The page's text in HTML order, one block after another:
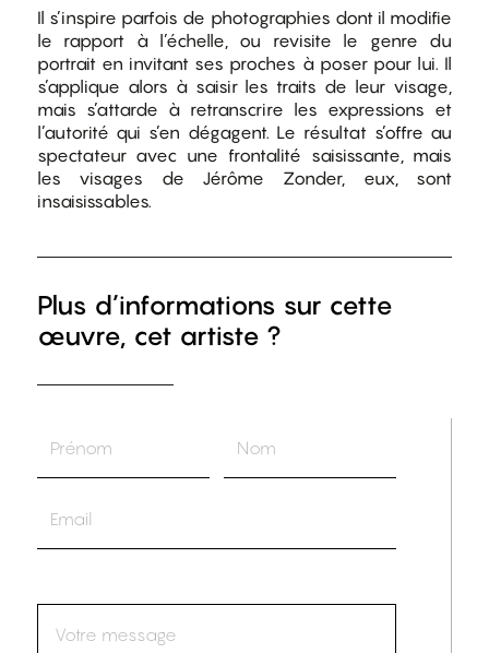
Il s’inspire parfois de photographies dont il modifie
le rapport à l’échelle, ou revisite le genre du
portrait en invitant ses proches à poser pour lui. Il
s’applique alors à saisir les traits de leur visage,
mais s’attarde à retranscrire les expressions et
l’autorité qui s’en dégagent. Le résultat s’offre au
spectateur avec une frontalité saisissante, mais
les visages de Jérôme Zonder, eux, sont
insaisissables.
Plus d’informations sur cette
œuvre, cet artiste ?